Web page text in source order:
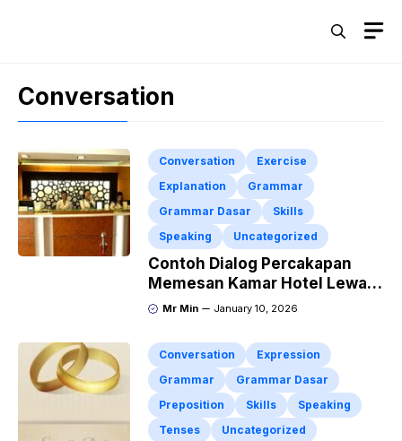
Conversation
Conversation
Exercise
Explanation
Grammar
Grammar Dasar
Skills
Speaking
Uncategorized
Contoh Dialog Percakapan
Memesan Kamar Hotel Lewat
Telephone Dalam Bahasa
Mr Min January 10, 2026
Conversation
Expression
Grammar
Grammar Dasar
Preposition
Skills
Speaking
Tenses
Uncategorized